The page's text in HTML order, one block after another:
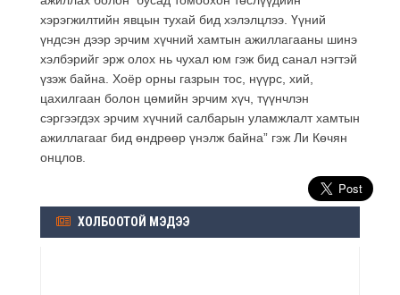
хэрэгжилтийн явцын тухай бид хэлэлцлээ. Үүний
үндсэн дээр эрчим хүчний хамтын ажиллагааны шинэ
хэлбэрийг эрж олох нь чухал юм гэж бид санал нэгтэй
үзэж байна. Хоёр орны газрын тос, нүүрс, хий,
цахилгаан болон цөмийн эрчим хүч, түүнчлэн
сэргээгдэх эрчим хүчний салбарын уламжлалт хамтын
ажиллагааг бид өндрөөр үнэлж байна” гэж Ли Көчян
онцлов.
ХОЛБООТОЙ МЭДЭЭ